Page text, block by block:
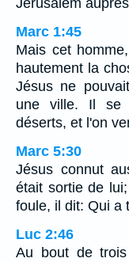
Jérusalem
Marc 1:45
Mais cet
hautement la
Jésus ne
une ville. Il se
déserts, et l'on
Marc 5:30
Jésus connut
était sortie de
foule, il dit: Qui a
Luc 2:46
Au bout de